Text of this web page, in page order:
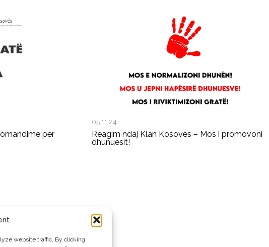
website traffic. By clicking
për
05.11.24
Reagim ndaj Klan Kosovës – Mos i promovoni
dhunuesit!